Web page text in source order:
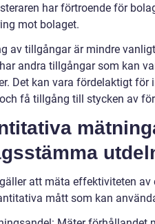
har förtroende för
mot bolaget.
av tillgångar är mindre
andra tillgångar som kan
Det kan vara fördelaktigt för
få tillgång till stycken av
att mäta effektiviteten
mått som kan